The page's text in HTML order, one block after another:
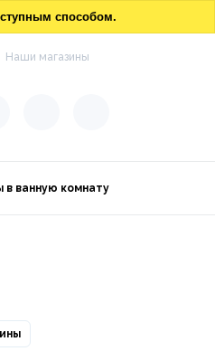
способом.
Наши магазины
в ванную комнату